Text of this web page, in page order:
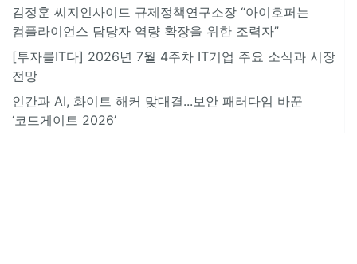
김정훈 씨지인사이드 규제정책연구소장 “아이호퍼는
컴플라이언스 담당자 역량 확장을 위한 조력자”
[투자를IT다] 2026년 7월 4주차 IT기업 주요 소식과 시장
전망
인간과 AI, 화이트 해커 맞대결...보안 패러다임 바꾼
‘코드게이트 2026’